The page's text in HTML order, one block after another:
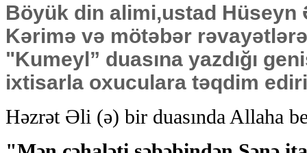
Böyük din alimi,ustad Hüseyn
Kərimə və mötəbər
"Kumeyl” duasına yazdığı
ixtisarla oxuculara təqdim
Həzrət Əli (ə) bir duasında Allaha